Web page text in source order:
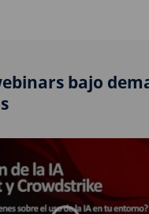
bajo